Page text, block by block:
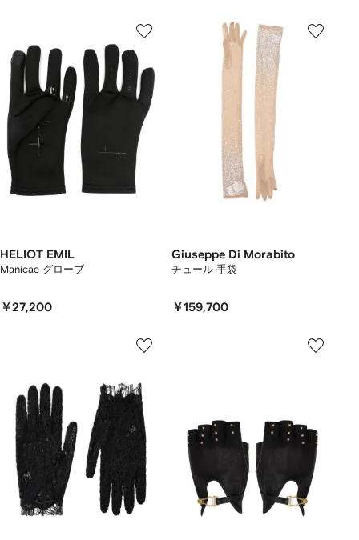
HELIOT EMIL
Manicae グローブ
￥27,200
Giuseppe Di Morabito
チュール 手袋
￥159,700